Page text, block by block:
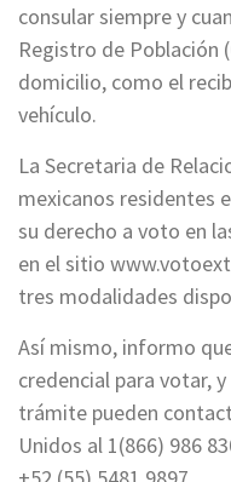
consular siempre y
Registro de Población
domicilio, como el
vehículo.
La Secretaria de
mexicanos residentes
su derecho a voto en
en el sitio
tres modalidades
Así mismo, informo
credencial para votar,
trámite pueden
Unidos al 1(866) 986